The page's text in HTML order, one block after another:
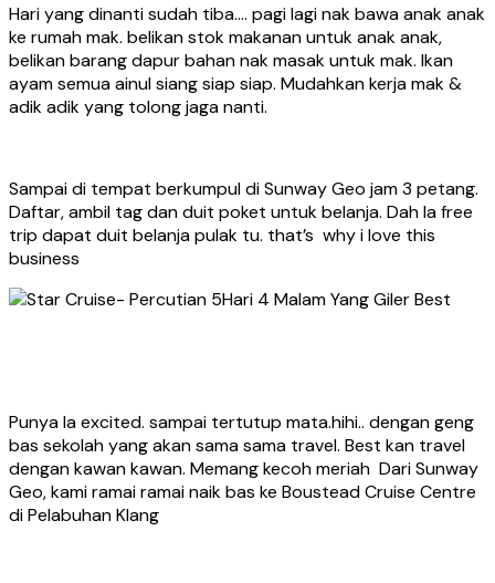
Hari yang dinanti sudah tiba…. pagi lagi nak bawa anak anak
ke rumah mak. belikan stok makanan untuk anak anak,
belikan barang dapur bahan nak masak untuk mak. Ikan
ayam semua ainul siang siap siap. Mudahkan kerja mak &
adik adik yang tolong jaga nanti.
Sampai di tempat berkumpul di Sunway Geo jam 3 petang.
Daftar, ambil tag dan duit poket untuk belanja. Dah la free
trip dapat duit belanja pulak tu. that’s why i love this
business
Punya la excited. sampai tertutup mata.hihi.. dengan geng
bas sekolah yang akan sama sama travel. Best kan travel
dengan kawan kawan. Memang kecoh meriah Dari Sunway
Geo, kami ramai ramai naik bas ke Boustead Cruise Centre
di Pelabuhan Klang